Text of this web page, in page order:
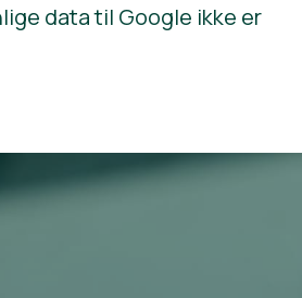
data til Google ikke er